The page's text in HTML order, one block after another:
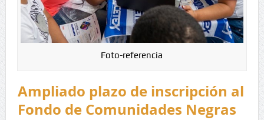
Foto-referencia
Ampliado plazo de inscripción al
Fondo de Comunidades Negras